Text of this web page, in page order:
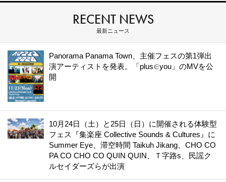
RECENT NEWS
最新ニュース
Panorama Panama Town、主催フェスの第1弾出
演アーティストを発表。「plus∈you」のMVを公
開
10月24日（土）と25日（日）に開催される体験型
フェス『集楽座 Collective Sounds & Cultures』に
Summer Eye、滞空時間 Taikuh Jikang、CHO CO
PA CO CHO CO QUIN QUIN、Ｔ字路s、民謡ク
ルセイダーズらが出演